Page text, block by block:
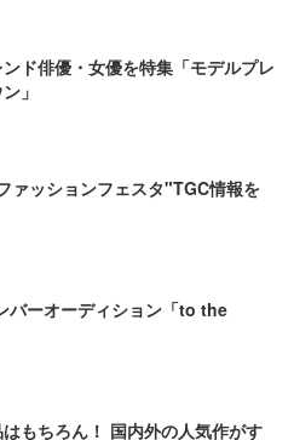
ド俳優・女優を特集「モデルプレ
」
ァッションフェスタ"TGC情報を
バーオーディション「to the
もちろん！ 国内外の人気作がす